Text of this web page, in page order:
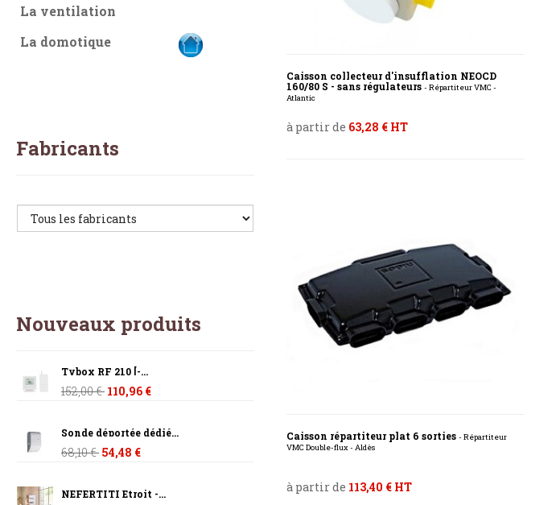
La ventilation
La domotique
Fabricants
Nouveaux produits
Tybox RF 210 [-...
152,00 € 110,96 €
Sonde déportée dédié...
68,10 € 54,48 €
NEFERTITI Etroit -...
Caisson collecteur d'insufflation NEOCD
160/80 S - sans régulateurs - Répartiteur VMC -
Atlantic
à partir de 63,28 € HT
Caisson répartiteur plat 6 sorties - Répartiteur
VMC Double-flux - Aldès
à partir de 113,40 € HT